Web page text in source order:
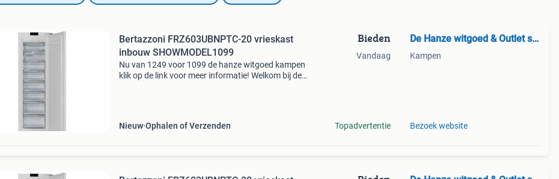
Bertazzoni FRZ603UBNPTC-20 vrieskast
inbouw SHOWMODEL1099
Nu van 1249 voor 1099 de hanze witgoed kampen
klik op de link voor meer informatie! Welkom bij de
Nieuw Ophalen of Verzenden
Bieden
Vandaag
Topadvertentie
De Hanze witgoed & Outlet store
Kampen
Bezoek website